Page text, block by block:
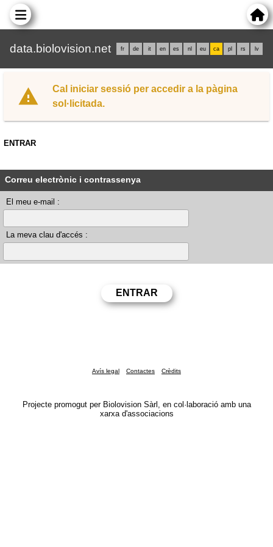
data.biolovision.net fr de it en es nl eu ca pl rs lv
Cal iniciar sessió per accedir a la pàgina
sol·licitada.
ENTRAR
Correu electrònic i contrassenya
El meu e-mail :
La meva clau d'accés :
Avís legal Contactes Crèdits
Projecte promogut per Biolovision Sàrl, en col·laboració amb una
xarxa d'associacions